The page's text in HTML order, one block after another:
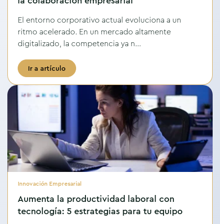
El entorno corporativo actual evoluciona a un
ritmo acelerado. En un mercado altamente
digitalizado, la competencia ya n...
Ir a artículo
Innovación Empresarial
Aumenta la productividad laboral con
tecnología: 5 estrategias para tu equipo